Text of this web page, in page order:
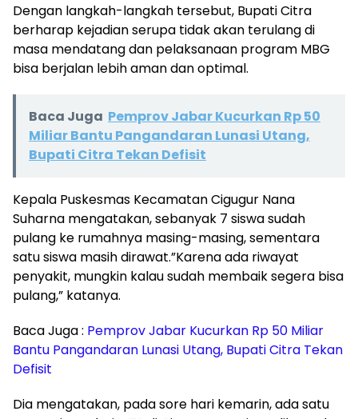
Dengan langkah-langkah tersebut, Bupati Citra
berharap kejadian serupa tidak akan terulang di
masa mendatang dan pelaksanaan program MBG
bisa berjalan lebih aman dan optimal.
Baca Juga Pemprov Jabar Kucurkan Rp 50
Miliar Bantu Pangandaran Lunasi Utang,
Bupati Citra Tekan Defisit
Kepala Puskesmas Kecamatan Cigugur Nana
Suharna mengatakan, sebanyak 7 siswa sudah
pulang ke rumahnya masing-masing, sementara
satu siswa masih dirawat.”Karena ada riwayat
penyakit, mungkin kalau sudah membaik segera bisa
pulang,” katanya.
Baca Juga : Pemprov Jabar Kucurkan Rp 50 Miliar
Bantu Pangandaran Lunasi Utang, Bupati Citra Tekan
Defisit
Dia mengatakan, pada sore hari kemarin, ada satu